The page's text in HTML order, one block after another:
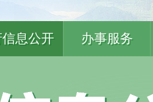
息公开 办事服务